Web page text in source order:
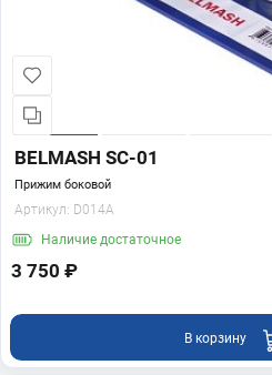
BELMASH SC-01
Прижим боковой
Артикул: D014A
Наличие достаточное
3 750 ₽
В корзину